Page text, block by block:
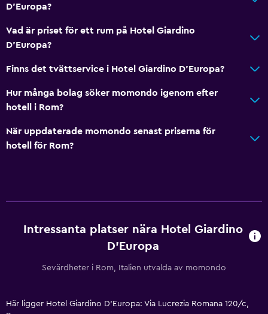
Övre våningar nås med hiss
Rökningsområden
Förstahjälpenlåda
Övervakningskameror utanför boendet
Gratis parkering
Transferservice (mot extra avgift)
Media och underhållning
D'Europa?
Vad är priset för ett rum på Hotel Giardino
D'Europa?
Finns det tvättservice i Hotel Giardino D'Europa?
Hur många bolag söker momondo igenom efter
hotell i Rom?
När uppdaterade momondo senast priserna för
hotell för Rom?
Intressanta platser nära Hotel Giardino
D'Europa
Sevärdheter i Rom, Italien utvalda av momondo
Här ligger Hotel Giardino D'Europa: Via Lucrezia Romana 120/c,